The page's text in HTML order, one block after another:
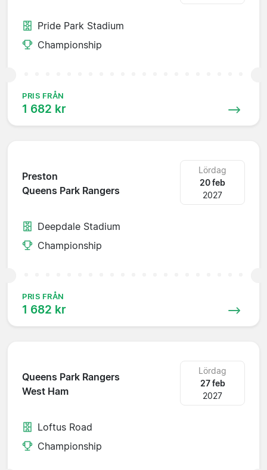
Pride Park Stadium
Championship
PRIS FRÅN
1 682 kr
Preston
Queens Park Rangers
Lördag
20 feb
2027
Deepdale Stadium
Championship
PRIS FRÅN
1 682 kr
Queens Park Rangers
West Ham
Lördag
27 feb
2027
Loftus Road
Championship